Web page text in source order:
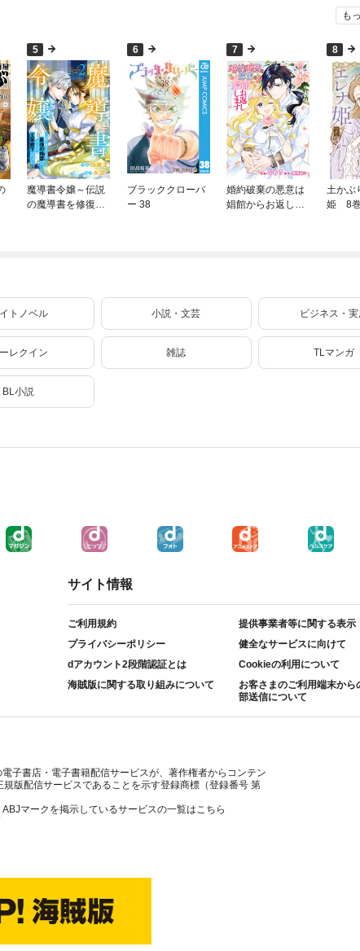
も
5
魔導書令嬢～伝説
の魔導書を修復し
し付き】 2巻
6
ブラッククローバ
ー 38
7
婚約破棄の悪意は
娼館からお返しし
8
土かぶ
姫 8巻
トノベル 小説・文芸 ビジネス・実
レクイン 雑誌 TLマンガ
BL小説
サイト情報
ご利用規約
提供事業者等に関する表示
プライバシーポリシー
健全なサービスに向けて
dアカウント2段階認証とは
Cookieの利用について
海賊版に関する取り組みについて
お客さまのご利用端末から
部送信について
子書店・電子書籍配信サービスが、著作権者からコンテン
規版配信サービスであることを示す登録商標（登録番号 第
マークを掲示しているサービスの一覧はこちら